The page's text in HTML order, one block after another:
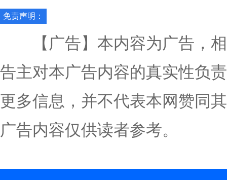
免责声明：
【广告】本内容为广告，相
告主对本广告内容的真实性负
更多信息，并不代表本网赞同
广告内容仅供读者参考。